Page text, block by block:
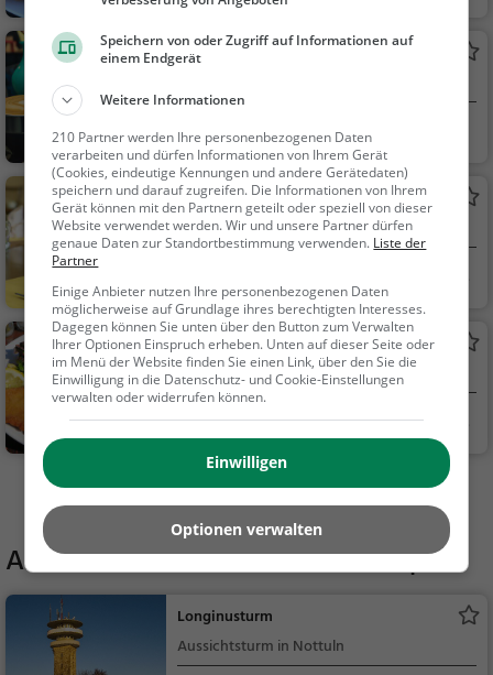
Abendessen, Europäi
sch, Bier, Wein, Snack
Cafe Klute
Havixbeck
Café, Kaffee / Kuc
hen, Frühstück, Gebä
ck / Teigwaren
Brauhaus Klute
Restaurant in Havixbeck
dessen, Mittagessen
Overwaul
Deutsches Restaurant in Havixbeck
Havixbeck
Restaurant, Deuts
ch, Mittagessen, Abe
ndessen, Europäisch
Mehr Gaststätten in Havixbeck finden
Aktivitäten in der Nähe vonKemper
Longinusturm
Aussichtsturm in Nottuln
Speichern von oder Zugriff auf Informationen auf
einem Endgerät
Weitere Informationen
210 Partner werden Ihre personenbezogenen Daten
verarbeiten und dürfen Informationen von Ihrem Gerät
(Cookies, eindeutige Kennungen und andere Gerätedaten)
speichern und darauf zugreifen. Die Informationen von Ihrem
Gerät können mit den Partnern geteilt oder speziell von dieser
Website verwendet werden. Wir und unsere Partner dürfen
genaue Daten zur Standortbestimmung verwenden. Liste der
Partner
Einige Anbieter nutzen Ihre personenbezogenen Daten
möglicherweise auf Grundlage ihres berechtigten Interesses.
Dagegen können Sie unten über den Button zum Verwalten
Ihrer Optionen Einspruch erheben. Unten auf dieser Seite oder
im Menü der Website finden Sie einen Link, über den Sie die
Einwilligung in die Datenschutz- und Cookie-Einstellungen
verwalten oder widerrufen können.
Einwilligen
Optionen verwalten